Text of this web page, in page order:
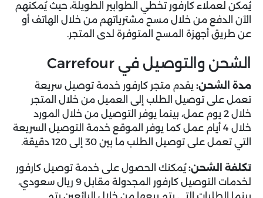
يُمكن لعملاء كارفور تخطي الطوابير الطويلة، حيث يُمكنهم
الآن الدفع من خلال مسح مشترياتهم من خلال الهاتف أو
عن طريق أجهزة المسح المتوفرة لدى المتجر.
الشحن والتوصيل في Carrefour
مدة الشحن: يقدم متجر كارفور خدمة توصيل سريعة
تعمل على توصيل الطلب إلى العميل من خلال المتجر
خلال 2 يوم عمل، بينما يوفر التوصيل من خلال المورد
خلال 4 أيام عمل كما يوفر الموقع خدمة التوصيل السريعة
التي تعمل على توصيل الطلب ما بين 30 إلى 120 دقيقة.
تكلفة الشحن:يُمكنك الحصول على خدمة توصيل كارفور
لخدمات التوصيل كارفور المجدولة مقابل 9 ريال سعودي،